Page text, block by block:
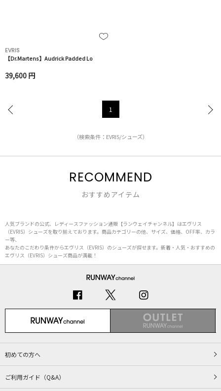
EVRIS
【Dr.Martens】Audrick Padded Lo
39,600 円
1
（検索条件：EVRIS/シューズ）
RECOMMEND
おすすめアイテム
人気ブランドの公式、レディースファッション通販【ランウェイチャンネル】はエヴリス
（EVRIS）シューズを取り揃えております。商品カテゴリーの他、サイズ、価格、OFF率、カラ
ー等、
あなたのこだわり条件からエヴリス（EVRIS）のシューズが探せます。新着・人気・おすすめの
エヴリス（EVRIS）シューズ商品が満載！
初めての方へ
ご利用ガイド（Q&A）